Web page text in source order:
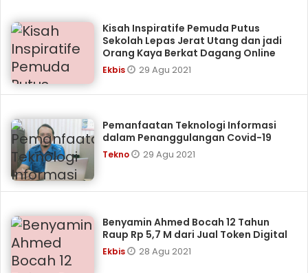
Kisah Inspiratife Pemuda Putus
Sekolah Lepas Jerat Utang dan jadi
Orang Kaya Berkat Dagang Online
Ekbis 29 Agu 2021
Pemanfaatan Teknologi Informasi
dalam Penanggulangan Covid-19
Tekno 29 Agu 2021
Benyamin Ahmed Bocah 12 Tahun
Raup Rp 5,7 M dari Jual Token Digital
Ekbis 28 Agu 2021